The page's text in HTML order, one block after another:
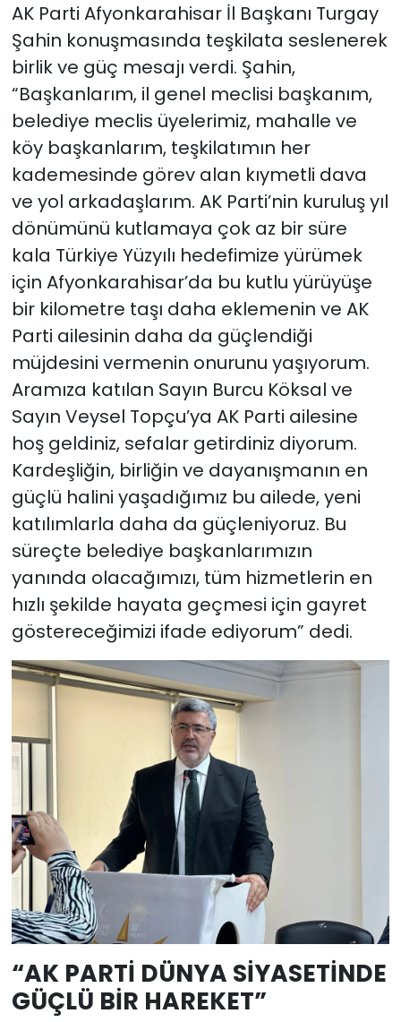
AK Parti Afyonkarahisar İl Başkanı Turgay
Şahin konuşmasında teşkilata seslenerek
birlik ve güç mesajı verdi. Şahin,
“Başkanlarım, il genel meclisi başkanım,
belediye meclis üyelerimiz, mahalle ve
köy başkanlarım, teşkilatımın her
kademesinde görev alan kıymetli dava
ve yol arkadaşlarım. AK Parti’nin kuruluş yıl
dönümünü kutlamaya çok az bir süre
kala Türkiye Yüzyılı hedefimize yürümek
için Afyonkarahisar’da bu kutlu yürüyüşe
bir kilometre taşı daha eklemenin ve AK
Parti ailesinin daha da güçlendiği
müjdesini vermenin onurunu yaşıyorum.
Aramıza katılan Sayın Burcu Köksal ve
Sayın Veysel Topçu’ya AK Parti ailesine
hoş geldiniz, sefalar getirdiniz diyorum.
Kardeşliğin, birliğin ve dayanışmanın en
güçlü halini yaşadığımız bu ailede, yeni
katılımlarla daha da güçleniyoruz. Bu
süreçte belediye başkanlarımızın
yanında olacağımızı, tüm hizmetlerin en
hızlı şekilde hayata geçmesi için gayret
göstereceğimizi ifade ediyorum” dedi.
“AK PARTİ DÜNYA SİYASETİNDE
GÜÇLÜ BİR HAREKET”